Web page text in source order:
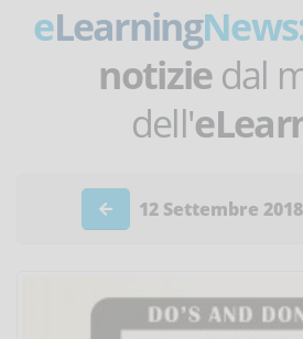
eLearning
notiziedal
dell'
12 Settembre 2018